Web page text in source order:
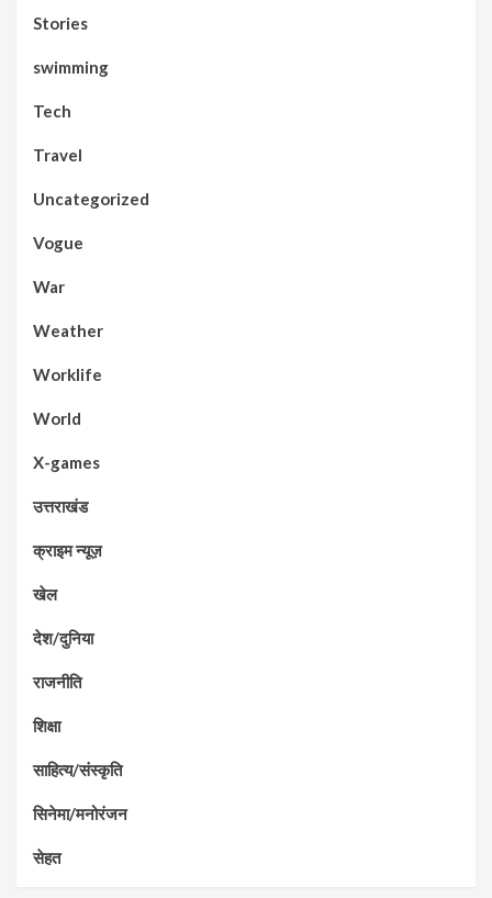
Stories
swimming
Tech
Travel
Uncategorized
Vogue
War
Weather
Worklife
World
X-games
उत्तराखंड
क्राइम न्यूज़
खेल
देश/दुनिया
राजनीति
शिक्षा
साहित्य/संस्कृति
सिनेमा/मनोरंजन
सेहत